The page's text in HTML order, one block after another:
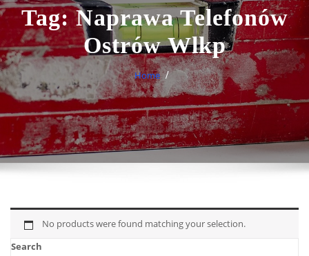
Tag:Naprawa Telefonów
Ostrów Wlkp
Home
No products were found matching your selection.
Search